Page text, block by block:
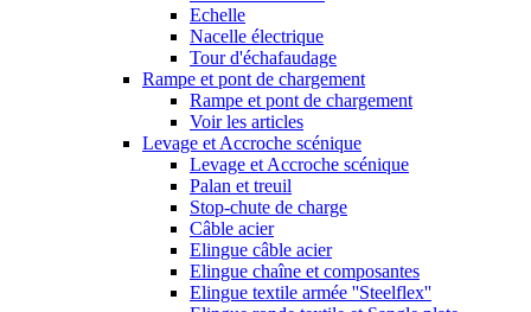
Echelle
Nacelle électrique
Tour d'échafaudage
Rampe et pont de chargement
Rampe et pont de chargement
Voir les articles
Levage et Accroche scénique
Levage et Accroche scénique
Palan et treuil
Stop-chute de charge
Câble acier
Elingue câble acier
Elingue chaîne et composantes
Elingue textile armée ''Steelflex''